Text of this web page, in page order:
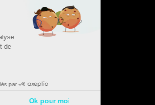
de
par
Ok pour moi